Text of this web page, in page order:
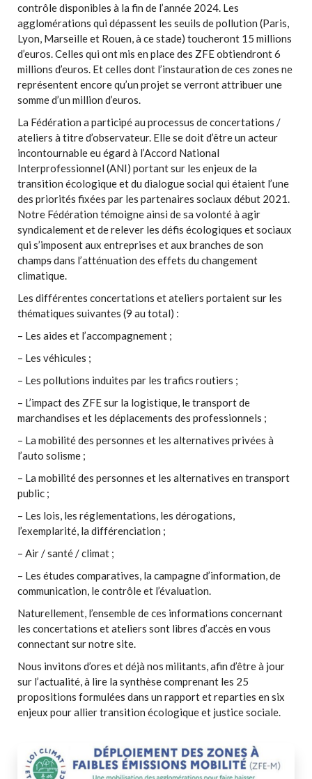
contrôle disponibles à la fin de l’année 2024. Les
agglomérations qui dépassent les seuils de pollution (Paris,
Lyon, Marseille et Rouen, à ce stade) toucheront 15 millions
d’euros. Celles qui ont mis en place des ZFE obtiendront 6
millions d’euros. Et celles dont l’instauration de ces zones ne
représentent encore qu’un projet se verront attribuer une
somme d’un million d’euros.
La Fédération a participé au processus de concertations /
ateliers à titre d’observateur. Elle se doit d’être un acteur
incontournable eu égard à l’Accord National
Interprofessionnel (ANI) portant sur les enjeux de la
transition écologique et du dialogue social qui étaient l’une
des priorités fixées par les partenaires sociaux début 2021.
Notre Fédération témoigne ainsi de sa volonté à agir
syndicalement et de relever les défis écologiques et sociaux
qui s’imposent aux entreprises et aux branches de son
champsdans l’atténuation des effets du changement
climatique.
Les différentes concertations et ateliers portaient sur les
thématiques suivantes (9 au total) :
– Les aides et l’accompagnement ;
– Les véhicules ;
– Les pollutions induites par les trafics routiers ;
– L’impact des ZFE sur la logistique, le transport de
marchandises et les déplacements des professionnels ;
– La mobilité des personnes et les alternatives privées à
l’auto solisme ;
– La mobilité des personnes et les alternatives en transport
public ;
– Les lois, les réglementations, les dérogations,
l’exemplarité, la différenciation ;
– Air / santé / climat ;
– Les études comparatives, la campagne d’information, de
communication, le contrôle et l’évaluation.
Naturellement, l’ensemble de ces informations concernant
les concertations et ateliers sont libres d’accès en vous
connectant sur notre site.
Nous invitons d’ores et déjà nos militants, afin d’être à jour
sur l’actualité, à lire la synthèse comprenant les 25
propositions formulées dans un rapport et reparties en six
enjeux pour allier transition écologique et justice sociale.